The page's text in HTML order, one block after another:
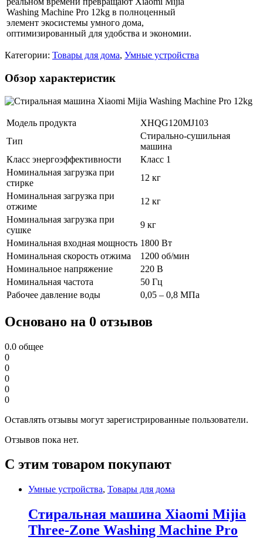
Washing Machine Pro 12kg в полноценный
элемент экосистемы умного дома,
оптимизированный для удобства и экономии.
Категории: Товары для дома, Умные устройства
Обзор характеристик
Модель продукта
XHQG120MJ103
Тип
Стирально-сушильная
машина
Класс энергоэффективности
Класс 1
Номинальная загрузка при
стирке
12 кг
Номинальная загрузка при
отжиме
12 кг
Номинальная загрузка при
сушке
9 кг
Номинальная входная мощность 1800 Вт
Номинальная скорость отжима
1200 об/мин
Номинальное напряжение
220 В
Номинальная частота
50 Гц
Рабочее давление воды
0,05 – 0,8 МПа
Основано на 0 отзывов
0.0 общее
0
0
0
0
0
Оставлять отзывы могут зарегистрированные пользователи.
Отзывов пока нет.
С этим товаром покупают
Умные устройства, Товары для дома
Стиральная машина Xiaomi Mijia
Three-Zone Washing Machine Pro